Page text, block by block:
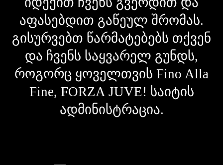
აფასებდით გაწეულ შრომას.
გისურვებთ წარმატებებს თქვენ
და ჩვენს საყვარელ გუნდს,
როგორც ყოველთვის Fino Alla
Fine, FORZA JUVE! საიტის
ადმინისტრაცია.